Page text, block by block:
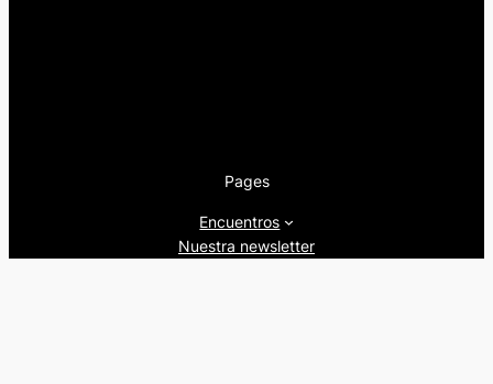
Pages
Encuentros
Nuestra newsletter